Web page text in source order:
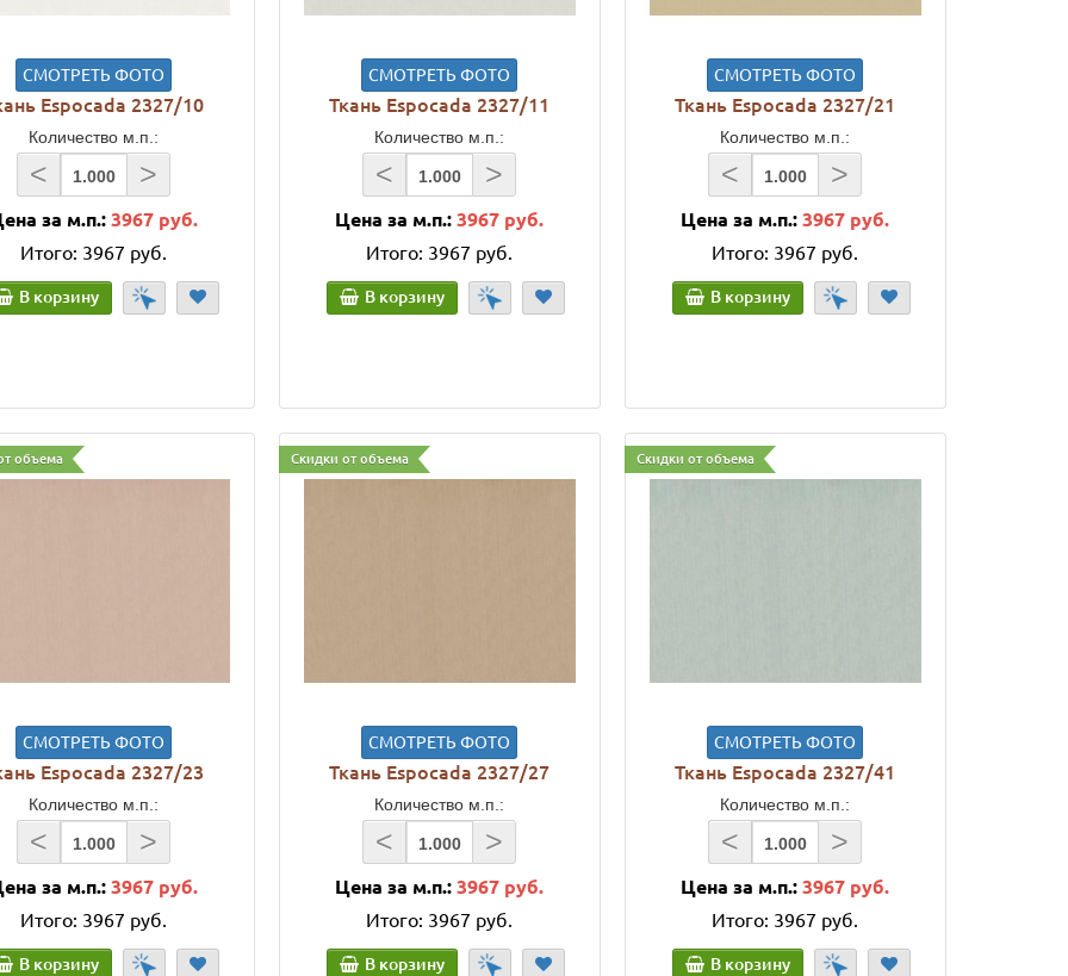
СМОТРЕТЬ ФОТО
Espocada 2327/10
Количество м.п.:
< >
за м.п.:3967 руб.
Итого: 3967 руб.
В корзину
СМОТРЕТЬ ФОТО
Ткань Espocada 2327/11
Количество м.п.:
< >
Цена за м.п.:3967 руб.
Итого: 3967 руб.
В корзину
СМОТРЕТЬ ФОТО
Ткань Espocada 2327/21
Количество м.п.:
< >
Цена за м.п.:3967 руб.
Итого: 3967 руб.
В корзину
объема
СМОТРЕТЬ ФОТО
Espocada 2327/23
Количество м.п.:
< >
за м.п.:3967 руб.
Итого: 3967 руб.
В корзину
Скидки от объема
СМОТРЕТЬ ФОТО
Ткань Espocada 2327/27
Количество м.п.:
< >
Цена за м.п.:3967 руб.
Итого: 3967 руб.
В корзину
Скидки от объема
СМОТРЕТЬ ФОТО
Ткань Espocada 2327/41
Количество м.п.:
< >
Цена за м.п.:3967 руб.
Итого: 3967 руб.
В корзину